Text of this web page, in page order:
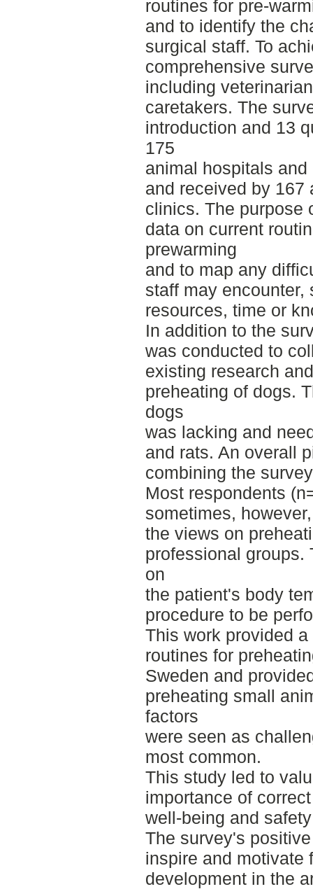
routines for pre-
and to identify the
surgical staff. To
comprehensive
including
caretakers. The
introduction and 13
175
animal hospitals
and received by 167
clinics. The purpose
data on current
prewarming
and to map any
staff may encounter,
resources, time or
In addition to the
was conducted to
existing research
preheating of dogs.
dogs
was lacking and
and rats. An overall
combining the
Most respondents
sometimes,
the views on
professional groups.
on
the patient's body
procedure to be
This work provided
routines for
Sweden and
preheating small
factors
were seen as
most common.
This study led to
importance of
well-being and
The survey's
inspire and motivate
development in the